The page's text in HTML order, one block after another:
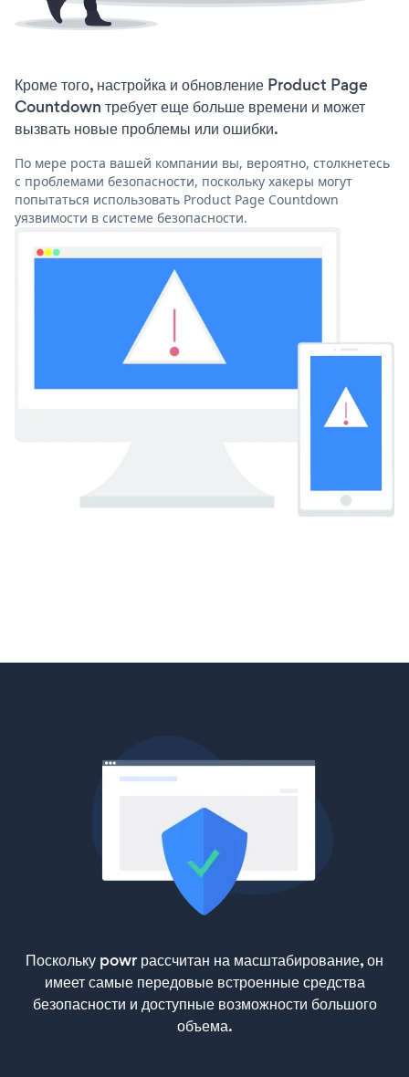
Кроме того, настройка и обновление Product Page
Countdown требует еще больше времени и может
вызвать новые проблемы или ошибки.
По мере роста вашей компании вы, вероятно, столкнетесь
с проблемами безопасности, поскольку хакеры могут
попытаться использовать Product Page Countdown
уязвимости в системе безопасности.
Поскольку powr рассчитан на масштабирование, он
имеет самые передовые встроенные средства
безопасности и доступные возможности большого
объема.